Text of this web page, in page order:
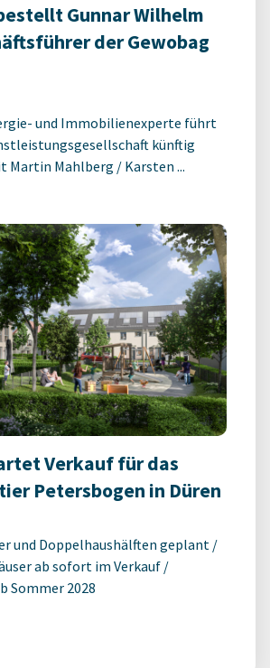
Gunnar Wilhelm
der Gewobag
und Immobilienexperte führt
künftig
Martin Mahlberg / Karsten ...
Verkauf für das
Petersbogen in Düren
und Doppelhaushälften geplant /
ab sofort im Verkauf /
Sommer 2028